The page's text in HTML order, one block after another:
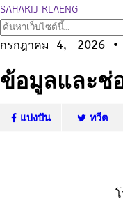
SAHAKIJ KLAENG
กรกฎาคม 4, 2026 •
ข้อมูลและช่
แบ่งปัน ทวีต